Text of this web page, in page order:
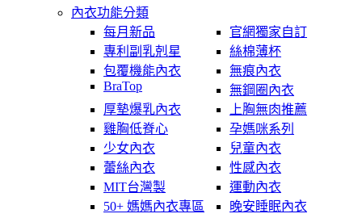
內衣功能分類
每月新品
官網獨家自訂
專利副乳剋星
絲棉薄杯
包覆機能內衣
無痕內衣
BraTop
無鋼圈內衣
厚墊爆乳內衣
上胸無肉推薦
雞胸低脊心
孕媽咪系列
少女內衣
兒童內衣
蕾絲內衣
性感內衣
MIT台灣製
運動內衣
50+ 媽媽內衣專區
晚安睡眠內衣